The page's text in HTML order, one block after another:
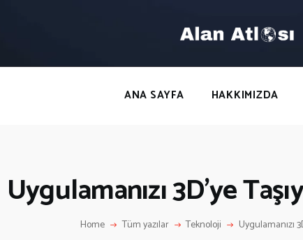
ANA SAYFA HAKKIMIZDA
Uygulamanızı 3D’ye
Home Tüm yazılar Teknoloji Uygulamanızı
HAKKIMIZDA
İLETIŞIM